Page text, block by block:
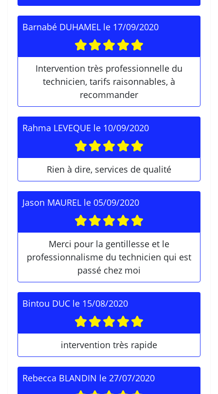
Barnabé DUHAMEL le 17/09/2020
Intervention très professionnelle du
technicien, tarifs raisonnables, à
recommander
Rahma LEVEQUE le 10/09/2020
Rien à dire, services de qualité
Jason MAUREL le 05/09/2020
Merci pour la gentillesse et le
professionnalisme du technicien qui est
passé chez moi
Bintou DUC le 15/08/2020
intervention très rapide
Rebecca BLANDIN le 27/07/2020